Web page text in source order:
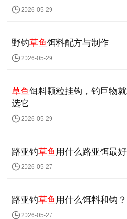
2026-05-29
野钓草鱼饵料配方与制作
2026-05-29
草鱼饵料颗粒挂钩，钓巨物就
选它
2026-05-29
路亚钓草鱼 用什么路亚饵最好
2026-05-27
路亚钓草鱼 用什么饵料和钩？
2026-05-27